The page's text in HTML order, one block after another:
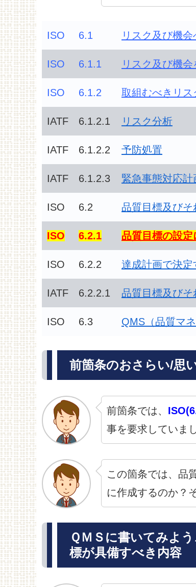
ISO 6.1 リスク及び機
ISO 6.1.1 リスク及び機会
ISO 6.1.2 取組むべきリ
IATF 6.1.2.1 リスク分析
IATF 6.1.2.2 予防処置
IATF 6.1.2.3 緊急事態対応計
ISO 6.2 品質目標及び
ISO 6.2.1 品質目標の設
ISO 6.2.2 達成計画で決定
IATF 6.2.2.1 品質目標及びそ
ISO 6.3 QMS（品質マ
前箇条のおさらい/思
前箇条では、
事を要求していま
この箇条では、品
に作成するのか？
ＱＭＳに書いてみよ
標が具備すべき内容